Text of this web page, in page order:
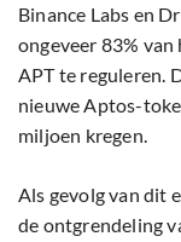
Binance Labs en
ongeveer 83%
APT te reguleren.
nieuwe Aptos-
miljoen kregen.
Als gevolg van dit
de ontgrendeling